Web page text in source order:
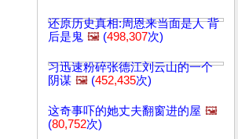
还原历史真相:周恩来当面是人 背
后是鬼 🖼️ (498,307次)
习迅速粉碎张德江刘云山的一个
阴谋 🖼️ (452,435次)
这奇事吓的她丈夫翻窗进的屋 🖼️
(80,752次)